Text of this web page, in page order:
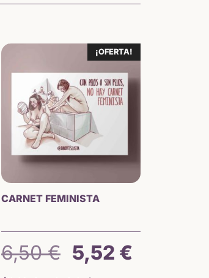
¡OFERTA!
CARNET FEMINISTA
6,50€ El
5,52 €